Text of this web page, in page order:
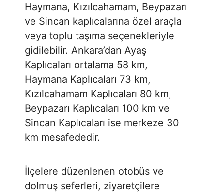
Haymana, Kızılcahamam, Beypazarı
ve Sincan kaplıcalarına özel araçla
veya toplu taşıma seçenekleriyle
gidilebilir. Ankara’dan Ayaş
Kaplıcaları ortalama 58 km,
Haymana Kaplıcaları 73 km,
Kızılcahamam Kaplıcaları 80 km,
Beypazarı Kaplıcaları 100 km ve
Sincan Kaplıcaları ise merkeze 30
km mesafededir.
İlçelere düzenlenen otobüs ve
dolmuş seferleri, ziyaretçilere